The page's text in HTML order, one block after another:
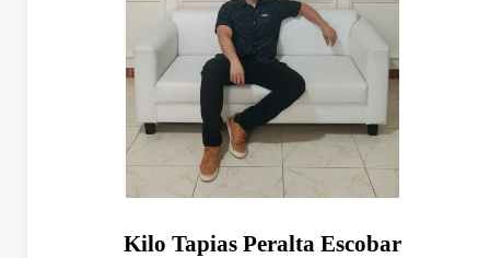
Kilo Tapias Peralta Escobar